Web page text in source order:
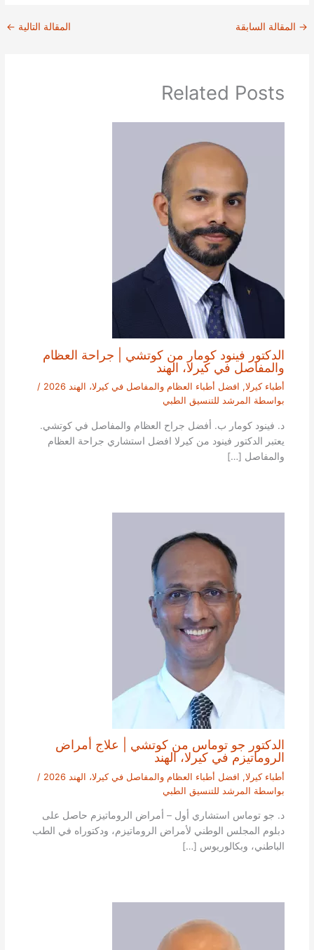
→ المقالة السابقة المقالة التالية ←
Related Posts
الدكتور فينود كومار من كوتشي | جراحة العظام
والمفاصل في كيرلا، الهند
أطباء كيرلا, افضل أطباء العظام والمفاصل في كيرلا، الهند 2026
/
بواسطة المرشد للتنسيق الطبي
د. فينود كومار ب. أفضل جراح العظام والمفاصل في كوتشي.
يعتبر الدكتور فينود من كيرلا افضل استشاري جراحة العظام
والمفاصل […]
الدكتور جو توماس من كوتشي | علاج أمراض
الروماتيزم في كيرلا، الهند
أطباء كيرلا, افضل أطباء العظام والمفاصل في كيرلا، الهند 2026
/
بواسطة المرشد للتنسيق الطبي
د. جو توماس استشاري أول – أمراض الروماتيزم حاصل على
دبلوم المجلس الوطني لأمراض الروماتيزم، ودكتوراه في الطب
الباطني، وبكالوريوس […]